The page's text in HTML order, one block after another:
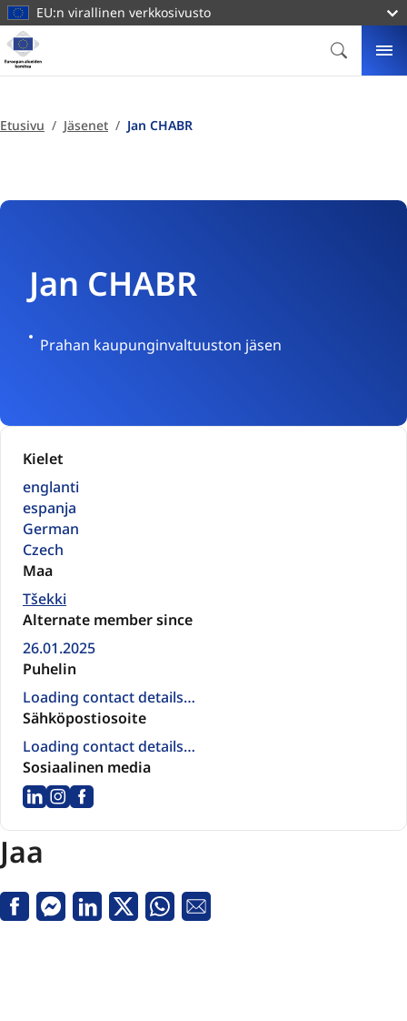
pääsisältöön
EU:n virallinen verkkosivusto
Kotisivu
Euroopan
alueiden
ETSI
Etusivu Jäsenet Jan CHABR
Jan CHABR
Tšekki
Prahan kaupunginvaltuuston jäsen
Kielet
englanti
espanja
German
Czech
Maa
Tšekki
Alternate member since
26.01.2025
Puhelin
Loading contact details…
Sähköpostiosoite
Loading contact details…
Sosiaalinen media
LinkedInInstagram
Jaa
FacebookMessenger
Linkedin
X WhatsappSähköpostiosoite